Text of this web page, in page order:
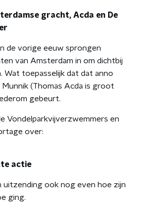
gracht, Acda en De
de vorige eeuw sprongen
van Amsterdam in om dichtbij
Wat toepasselijk dat dat anno
Munnik (Thomas Acda is groot
gebeurt.
Vondelparkvijverzwemmers en
over:
actie
uitzending ook nog even hoe zijn
ging.